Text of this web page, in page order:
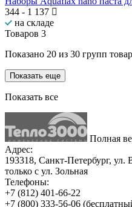
344 - 1 137
на складе
Товаров 3
Показано 20 из 30 групп
Показать еще
Показать все
Полная
Адрес:
193318, Санкт-Петербург, ул.
только с ул. Зольная
Телефоны:
+7 (812) 401-66-22
+7 (800) 333-56-06